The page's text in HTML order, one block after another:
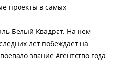
проекты в самых
Белый Квадрат. На нем
лет побеждает на
звание Агентство года